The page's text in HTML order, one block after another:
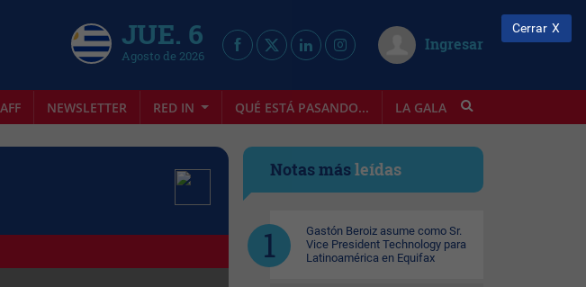
JUE. 6
Agosto de 2026
Ingresar
NEWSLETTER RED IN QUÉ ESTÁ PASANDO... LA GALA INFOSTYLE
Notas másleídas
Gastón Beroiz asume como Sr.
Vice President Technology para
Latinoamérica en Equifax
Cerrar